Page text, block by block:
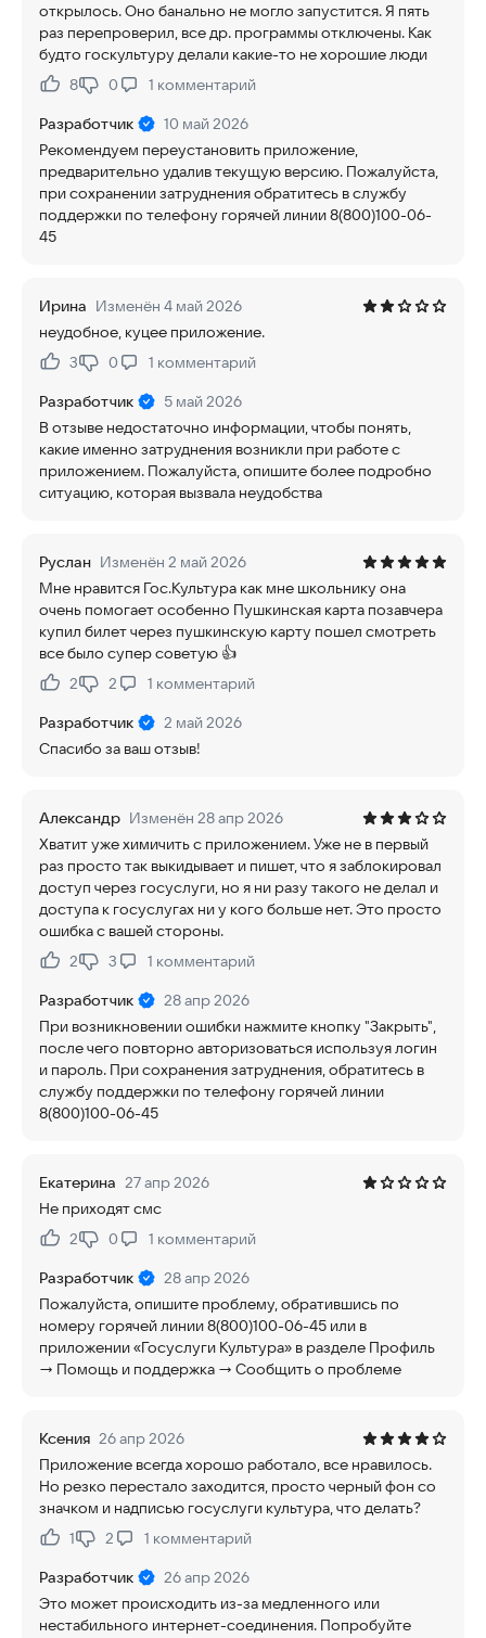
открылось. Оно банально не могло запустится. Я пять
раз перепроверил, все др. программы отключены. Как
будто госкультуру делали какие-то не хорошие люди
Нравится:
8Не нравится:
0 1 комментарий
Разработчик
10 май 2026
Рекомендуем переустановить приложение,
предварительно удалив текущую версию. Пожалуйста,
при сохранении затруднения обратитесь в службу
поддержки по телефону горячей линии 8(800)100-06-
45
Ирина Изменён 4 май 2026
неудобное, куцее приложение.
Нравится:
3Не нравится:
0 1 комментарий
Разработчик
5 май 2026
В отзыве недостаточно информации, чтобы понять,
какие именно затруднения возникли при работе с
приложением. Пожалуйста, опишите более подробно
ситуацию, которая вызвала неудобства
Руслан Изменён 2 май 2026
Мне нравится Гос.Культура как мне школьнику она
очень помогает особенно Пушкинская карта позавчера
купил билет через пушкинскую карту пошел смотреть
все было супер советую 👍
Нравится:
2Не нравится:
2 1 комментарий
Разработчик
2 май 2026
Спасибо за ваш отзыв!
Александр Изменён 28 апр 2026
Хватит уже химичить с приложением. Уже не в первый
раз просто так выкидывает и пишет, что я заблокировал
доступ через госуслуги, но я ни разу такого не делал и
доступа к госуслугах ни у кого больше нет. Это просто
ошибка с вашей стороны.
Нравится:
2Не нравится:
3 1 комментарий
Разработчик
28 апр 2026
При возникновении ошибки нажмите кнопку "Закрыть",
после чего повторно авторизоваться используя логин
и пароль. При сохранения затруднения, обратитесь в
службу поддержки по телефону горячей линии
8(800)100-06-45
Екатерина 27 апр 2026
Не приходят смс
Нравится:
2Не нравится:
0 1 комментарий
Разработчик
28 апр 2026
Пожалуйста, опишите проблему, обратившись по
номеру горячей линии 8(800)100-06-45 или в
приложении «Госуслуги Культура» в разделе Профиль
→ Помощь и поддержка → Сообщить о проблеме
Ксения 26 апр 2026
Приложение всегда хорошо работало, все нравилось.
Но резко перестало заходится, просто черный фон со
значком и надписью госуслуги культура, что делать?
Нравится:
1Не нравится:
2 1 комментарий
Разработчик
26 апр 2026
Это может происходить из-за медленного или
нестабильного интернет-соединения. Попробуйте